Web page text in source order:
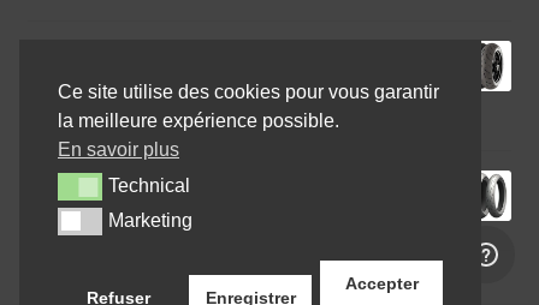
(arrière)
198,95€
Michelin Power RS+ 190/50 ZR 17 (73W) TL (arrière)
127,04€
Ce site utilise des cookies pour vous garantir
la meilleure expérience possible.
En savoir plus
TechnicalTechnical
MarketingMarketing
Refuser Enregistrer
Accepter